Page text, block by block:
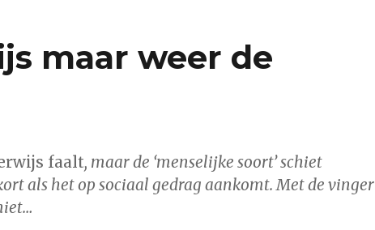
maar weer de
faalt, maar de ‘menselijke soort’ schiet
als het op sociaal gedrag aankomt. Met de vinger